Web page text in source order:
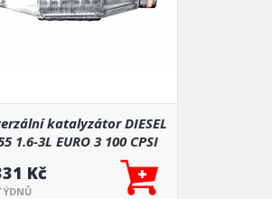
katalyzátor DIESEL
1.6-3L EURO 3 100 CPSI
Kč